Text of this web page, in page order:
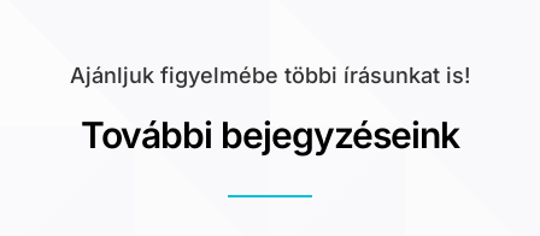
Ajánljuk figyelmébe többi írásunkat is!
További bejegyzéseink